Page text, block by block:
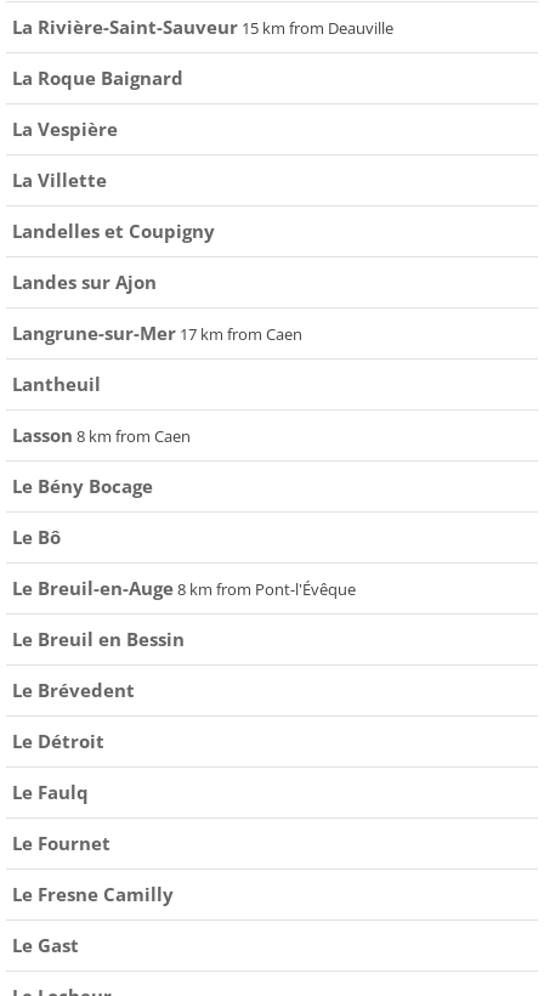
La Rivière-Saint-Sauveur 15 km from Deauville
La Roque Baignard
La Vespière
La Villette
Landelles et Coupigny
Landes sur Ajon
Langrune-sur-Mer 17 km from Caen
Lantheuil
Lasson 8 km from Caen
Le Bény Bocage
Le Bô
Le Breuil-en-Auge8 km from Pont-l'Évêque
Le Breuil en Bessin
Le Brévedent
Le Détroit
Le Faulq
Le Fournet
Le Fresne Camilly
Le Gast